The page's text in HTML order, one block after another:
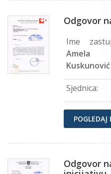
Odgovor
Ime
Amela
Kuskunović
Sjednica:
Odgovor